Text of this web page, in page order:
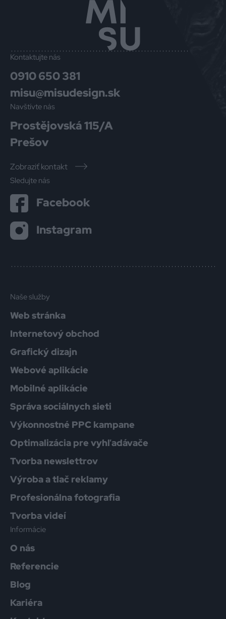
Kontaktujte nás
0910 650 381
misu@misudesign.sk
Navštívte nás
Prostějovská 115/A
Prešov
Zobraziť kontakt
Sledujte nás
Facebook
Instagram
Naše služby
Web stránka
Internetový obchod
Grafický dizajn
Webové aplikácie
Mobilné aplikácie
Správa sociálnych sieti
Výkonnostné PPC kampane
Optimalizácia pre vyhľadávače
Tvorba newslettrov
Výroba a tlač reklamy
Profesionálna fotografia
Tvorba videí
Informácie
O nás
Referencie
Blog
Kariéra